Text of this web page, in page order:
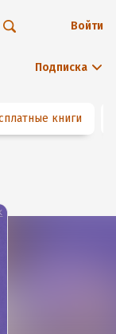
Подписка
Войти
книги